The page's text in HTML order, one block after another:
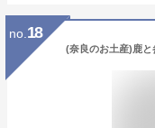
no. 18